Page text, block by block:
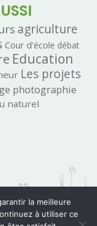
agriculture
Cour d'école débat
Education
Les projets
photographie
naturel
la meilleure
à utiliser ce